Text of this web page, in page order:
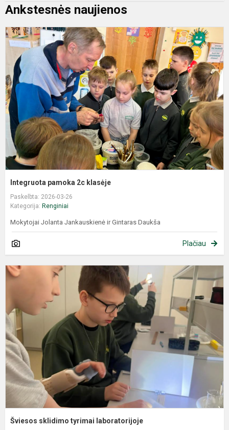
Ankstesnės naujienos
Integruota pamoka 2c klasėje
Paskelbta: 2026-03-26
Kategorija: Renginiai
Mokytojai Jolanta Jankauskienė ir Gintaras Daukša
Plačiau
Šviesos sklidimo tyrimai laboratorijoje